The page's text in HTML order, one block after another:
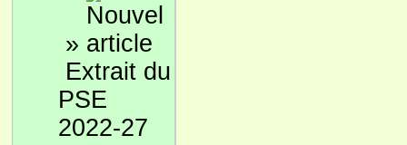
»
Extrait du
PSE
2022-27